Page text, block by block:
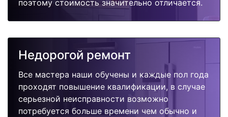
поэтому стоимость значительно отличается.
Недорогой ремонт
Все мастера наши обучены и каждые пол года
проходят повышение квалификации, в случае
серьезной неисправности возможно
потребуется больше времени чем обычно и